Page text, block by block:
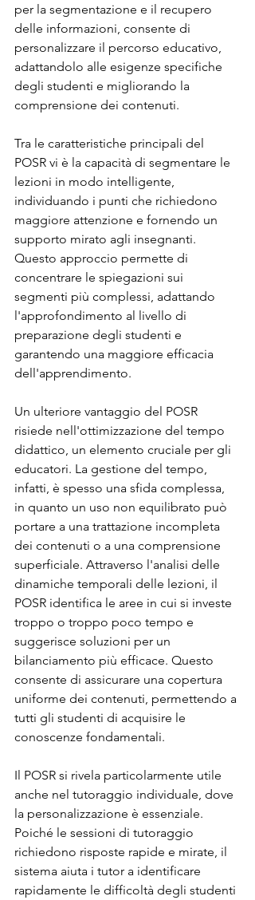
per la segmentazione e il recupero
delle informazioni, consente di
personalizzare il percorso educativo,
adattandolo alle esigenze specifiche
degli studenti e migliorando la
comprensione dei contenuti.
Tra le caratteristiche principali del
POSR vi è la capacità di segmentare le
lezioni in modo intelligente,
individuando i punti che richiedono
maggiore attenzione e fornendo un
supporto mirato agli insegnanti.
Questo approccio permette di
concentrare le spiegazioni sui
segmenti più complessi, adattando
l'approfondimento al livello di
preparazione degli studenti e
garantendo una maggiore efficacia
dell'apprendimento.
Un ulteriore vantaggio del POSR
risiede nell'ottimizzazione del tempo
didattico, un elemento cruciale per gli
educatori. La gestione del tempo,
infatti, è spesso una sfida complessa,
in quanto un uso non equilibrato può
portare a una trattazione incompleta
dei contenuti o a una comprensione
superficiale. Attraverso l'analisi delle
dinamiche temporali delle lezioni, il
POSR identifica le aree in cui si investe
troppo o troppo poco tempo e
suggerisce soluzioni per un
bilanciamento più efficace. Questo
consente di assicurare una copertura
uniforme dei contenuti, permettendo a
tutti gli studenti di acquisire le
conoscenze fondamentali.
Il POSR si rivela particolarmente utile
anche nel tutoraggio individuale, dove
la personalizzazione è essenziale.
Poiché le sessioni di tutoraggio
richiedono risposte rapide e mirate, il
sistema aiuta i tutor a identificare
rapidamente le difficoltà degli studenti